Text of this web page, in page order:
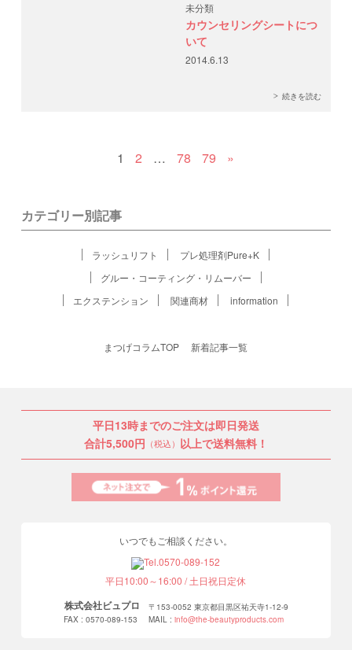
未分類
カウンセリングシートにつ
いて
2014.6.13
続きを読む
1 2 … 78 79 »
カテゴリー別記事
ラッシュリフト
プレ処理剤Pure+K
グルー・コーティング・リムーバー
エクステンション
関連商材 information
まつげコラムTOP 新着記事一覧
平日13時までのご注文は即日発送
合計5,500円 （税込） 以上で送料無料！
いつでもご相談ください。
平日10:00～16:00 / 土日祝日定休
株式会社ビュプロ
〒153-0052 東京都目黒区祐天寺1-12-9
FAX : 0570-089-153
MAIL : info@the-beautyproducts.com